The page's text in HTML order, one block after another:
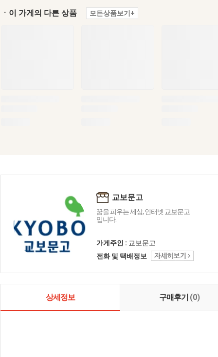
ㆍ이 가게의 다른 상품 모든상품보기+
교보문고
꿈을 피우는 세상, 인터넷 교보문고
입니다.
가게주인 : 교보문고
전화 및 택배정보
상세정보 구매후기 (0)